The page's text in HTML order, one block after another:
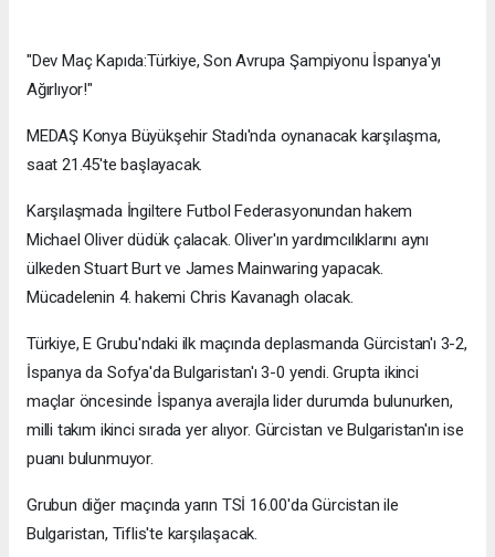
"Dev Maç Kapıda:Türkiye, Son Avrupa Şampiyonu İspanya'yı
Ağırlıyor!"
MEDAŞ Konya Büyükşehir Stadı'nda oynanacak karşılaşma,
saat 21.45'te başlayacak.
Karşılaşmada İngiltere Futbol Federasyonundan hakem
Michael Oliver düdük çalacak. Oliver'ın yardımcılıklarını aynı
ülkeden Stuart Burt ve James Mainwaring yapacak.
Mücadelenin 4. hakemi Chris Kavanagh olacak.
Türkiye, E Grubu'ndaki ilk maçında deplasmanda Gürcistan'ı 3-2,
İspanya da Sofya'da Bulgaristan'ı 3-0 yendi. Grupta ikinci
maçlar öncesinde İspanya averajla lider durumda bulunurken,
milli takım ikinci sırada yer alıyor. Gürcistan ve Bulgaristan'ın ise
puanı bulunmuyor.
Grubun diğer maçında yarın TSİ 16.00'da Gürcistan ile
Bulgaristan, Tiflis'te karşılaşacak.